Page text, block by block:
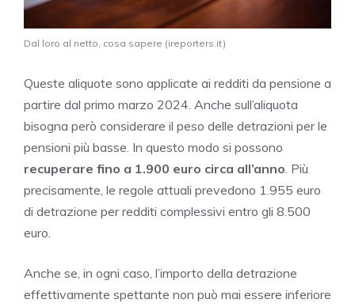
Dal loro al netto, cosa sapere (ireporters.it)
Queste aliquote sono applicate ai redditi da pensione a
partire dal primo marzo 2024. Anche sull’aliquota
bisogna però considerare il peso delle detrazioni per le
pensioni più basse. In questo modo si possono
recuperare fino a 1.900 euro circa all’anno. Più
precisamente, le regole attuali prevedono 1.955 euro
di detrazione per redditi complessivi entro gli 8.500
euro.
Anche se, in ogni caso, l’importo della detrazione
effettivamente spettante non può mai essere inferiore